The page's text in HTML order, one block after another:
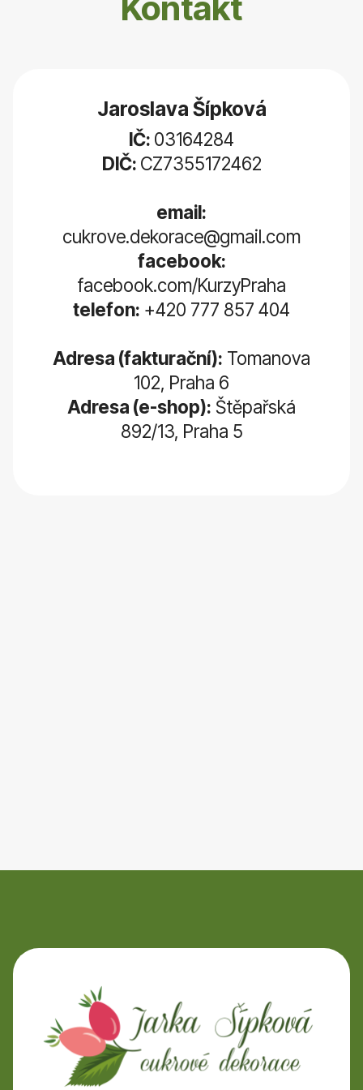
Jaroslava Šípková
IČ: 03164284
DIČ: CZ7355172462
email:
cukrove.dekorace@gmail.com
facebook:
facebook.com/KurzyPraha
telefon: +420 777 857 404
Adresa (fakturační): Tomanova
102, Praha 6
Adresa (e-shop): Štěpařská
892/13, Praha 5